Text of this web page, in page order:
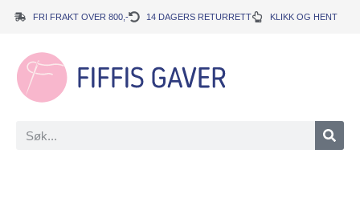
FRI FRAKT OVER 800,- 14 DAGERS RETURRETT KLIKK OG HENT